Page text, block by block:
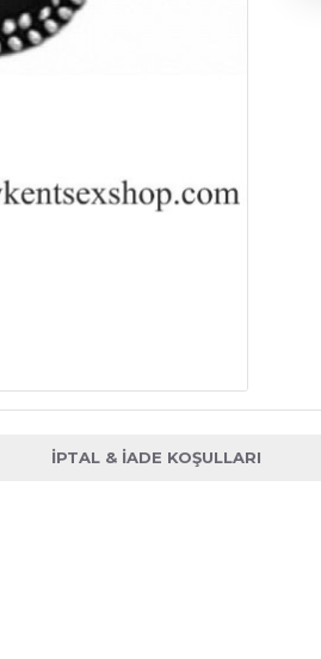
İPTAL & İADE KOŞULLARI